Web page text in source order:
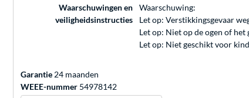
Waarschuwingen en
veiligheidsinstructies
Waarschuwing:
Let op: Verstikkingsgevaar
Let op: Niet op de ogen of
Let op: Niet geschikt voor
Garantie 24 maanden
WEEE-nummer 54978142